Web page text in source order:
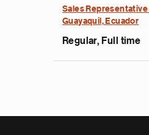
Sales Representative
Guayaquil, Ecuador
Regular, Full time